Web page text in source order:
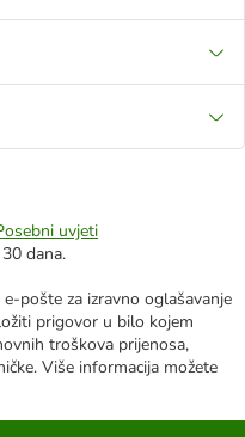
uvjeti
dana.
pošte za izravno oglašavanje
prigovor u bilo kojem
troškova prijenosa,
Više informacija možete